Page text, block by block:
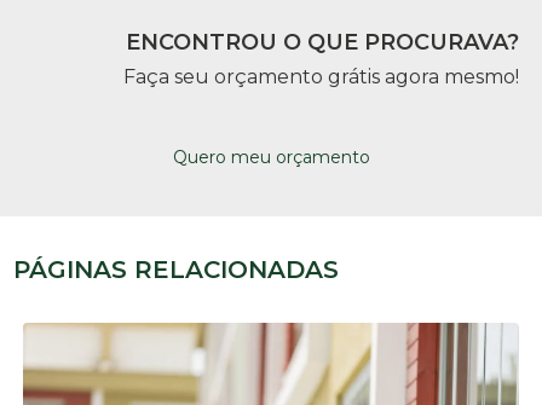
ENCONTROU O QUE PROCURAVA?
Faça seu orçamento grátis agora mesmo!
Quero meu orçamento
PÁGINAS RELACIONADAS